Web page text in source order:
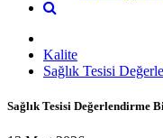
Kalite
Sağlık Tesisi
Sağlık Tesisi Değerlendirme